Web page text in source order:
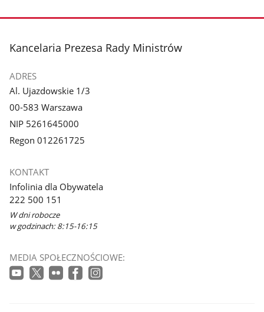
stopka
Kancelaria Prezesa Rady Ministrów
ADRES
Al. Ujazdowskie 1/3
00-583 Warszawa
NIP 5261645000
Regon 012261725
KONTAKT
Infolinia dla Obywatela
222 500 151
W dni robocze
w godzinach: 8:15-16:15
MEDIA SPOŁECZNOŚCIOWE: